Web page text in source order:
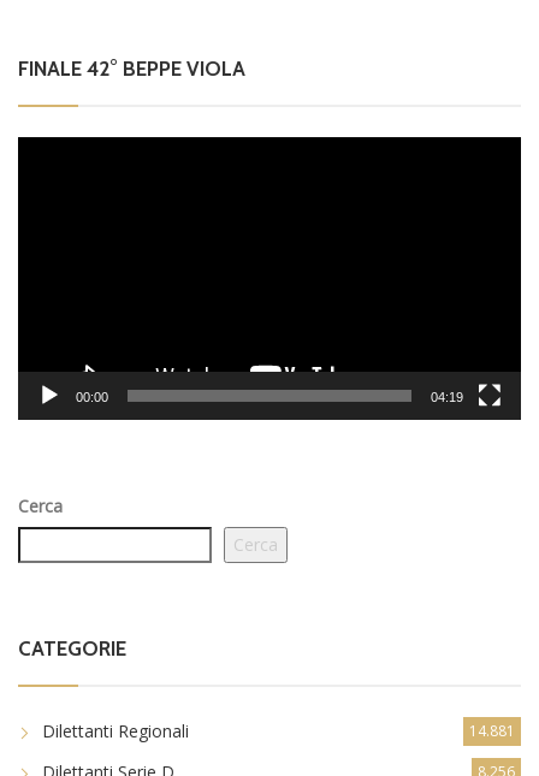
FINALE 42° BEPPE VIOLA
00:00 04:19
Cerca
Cerca
CATEGORIE
Dilettanti Regionali 14.881